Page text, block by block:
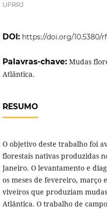
UFRRJ
DOI: https://doi.org/10.5380/
Palavras-chave: Mudas
Atlântica.
RESUMO
O objetivo deste trabalho foi
florestais nativas produzidas
Janeiro. O levantamento e
os meses de fevereiro, março
viveiros que produziam
Atlântica. O trabalho de